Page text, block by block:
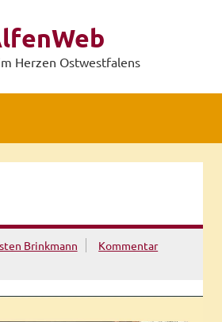
Herzen Ostwestfalens
Brinkmann
Kommentar